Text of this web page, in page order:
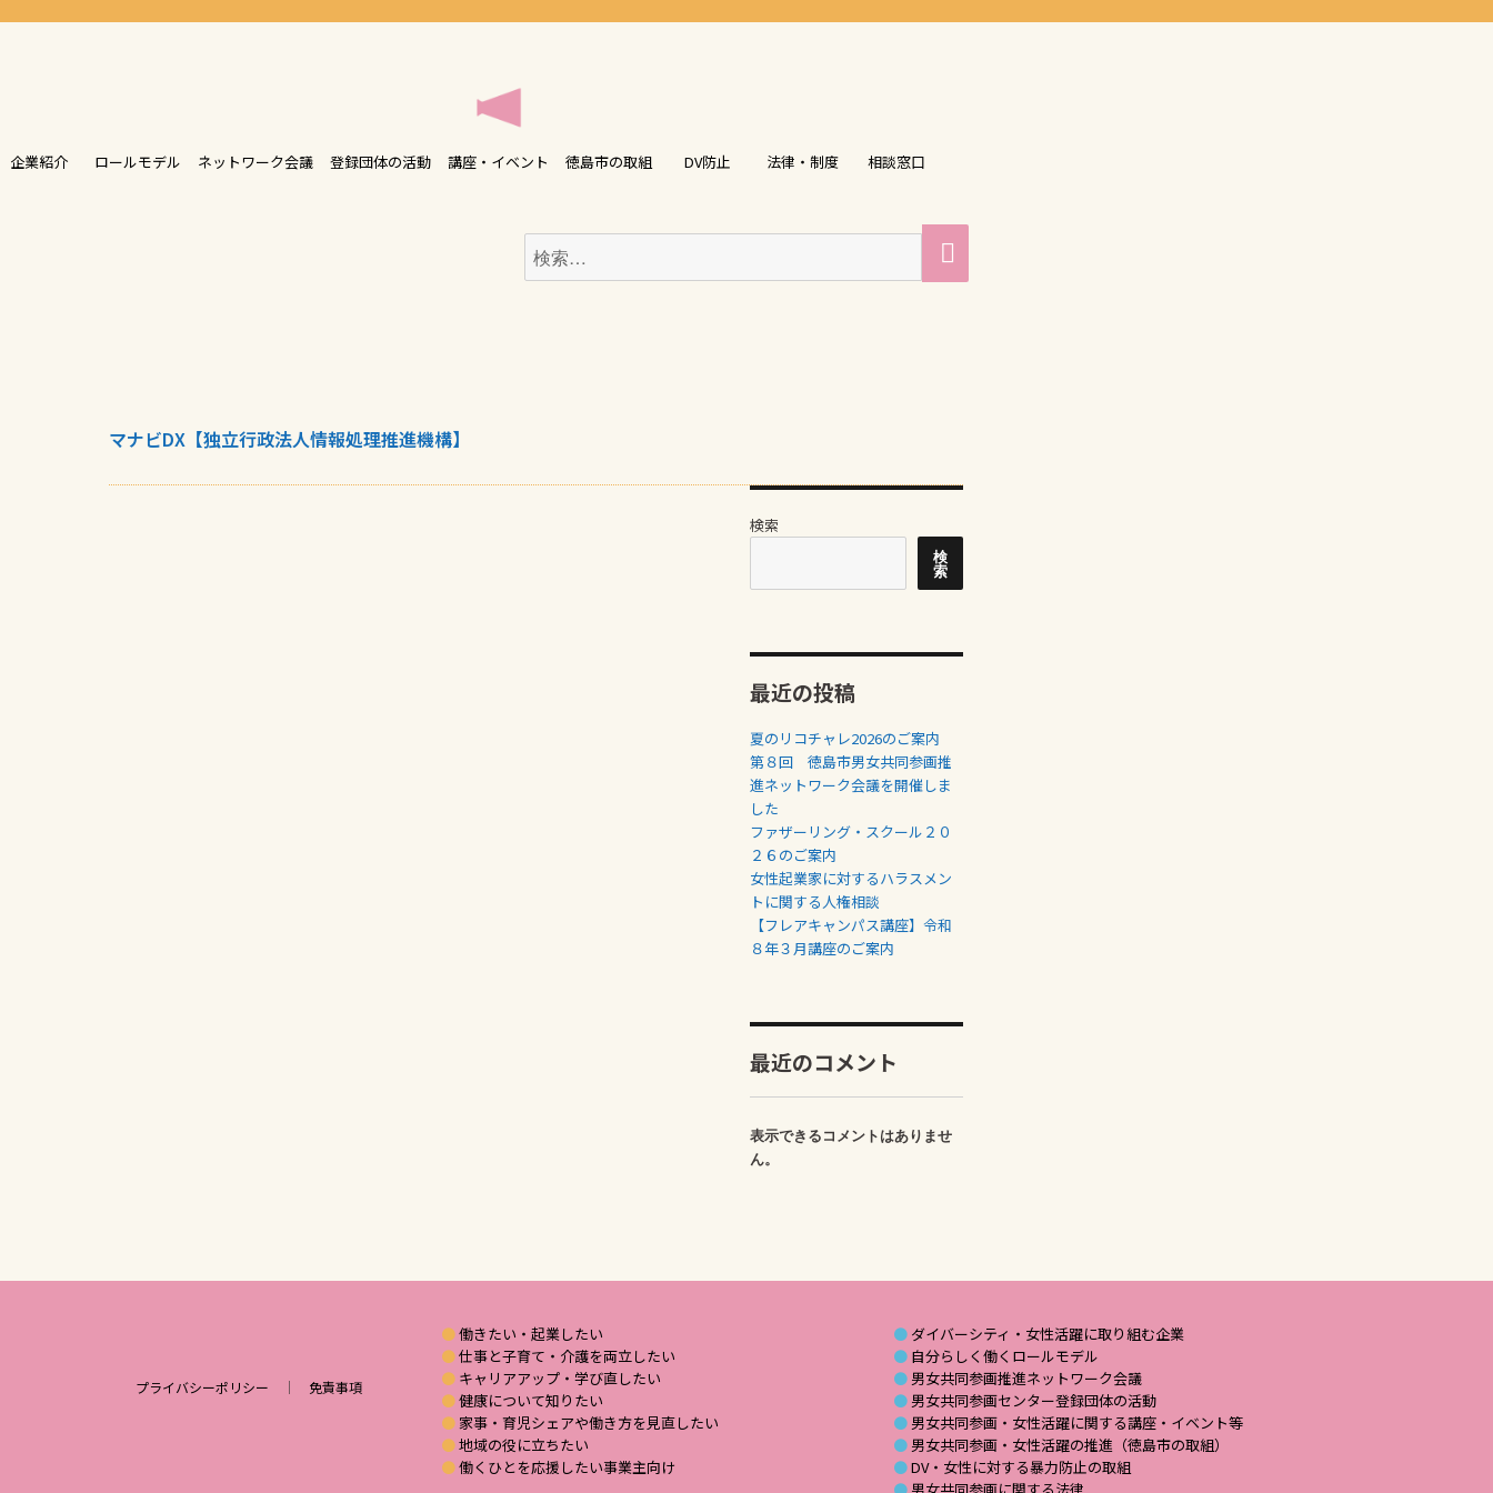
企業紹介 ロールモデル ネットワーク会議 登録団体の活動 講座・イベント 徳島市の取組 DV防止 法律・制度 相談窓口
検
マナビDX【独立行政法人情報処理推進機構】
検索
検
索
最近の投稿
夏のリコチャレ2026のご案内
第８回 徳島市男女共同参画推
進ネットワーク会議を開催しま
した
ファザーリング・スクール２０
２６のご案内
女性起業家に対するハラスメン
トに関する人権相談
【フレアキャンパス講座】令和
８年３月講座のご案内
最近のコメント
表示できるコメントはありませ
ん。
プライバシーポリシー ｜ 免責事項
働きたい・起業したい
仕事と子育て・介護を両立したい
キャリアアップ・学び直したい
健康について知りたい
家事・育児シェアや働き方を見直したい
地域の役に立ちたい
働くひとを応援したい事業主向け
ダイバーシティ・女性活躍に取り組む企業
自分らしく働くロールモデル
男女共同参画推進ネットワーク会議
男女共同参画センター登録団体の活動
男女共同参画・女性活躍に関する講座・イベント等
男女共同参画・女性活躍の推進（徳島市の取組）
DV・女性に対する暴力防止の取組